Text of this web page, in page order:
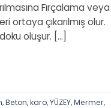
Fırçalama veya
ortaya çıkarılmış olur.
oluşur. […]
,Beton,karo,YÜZEY,Mermer,